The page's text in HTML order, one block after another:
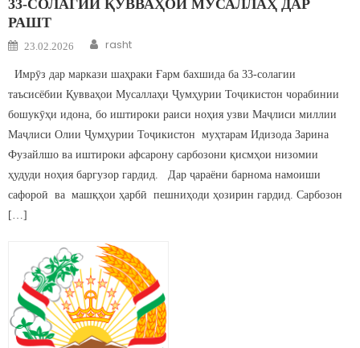
33-СОЛАГИИ ҚУВВАҲОИ МУСАЛЛАҲ ДАР
РАШТ
Posted on
23.02.2026 Author
rasht
Имрӯз дар маркази шаҳраки Ғарм бахшида ба 33-солагии
таъсисёбии Қувваҳои Мусаллаҳи Ҷумҳурии Тоҷикистон чорабинии
бошукӯҳи идона, бо иштироки раиси ноҳия узви Маҷлиси миллии
Маҷлиси Олии Ҷумҳурии Тоҷикистон муҳтарам Идизода Зарина
Фузайлшо ва иштироки афсарону сарбозони қисмҳои низомии
ҳудуди ноҳия баргузор гардид. Дар ҷараёни барнома намоиши
сафороӣ ва машқҳои ҳарбӣ пешниҳоди ҳозирин гардид. Сарбозон
[…]